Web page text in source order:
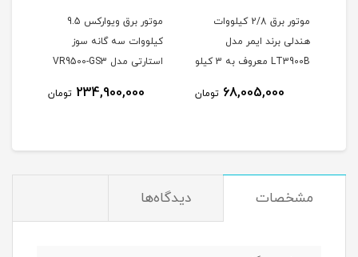
موتور برق 2/8 کیلووات
هندلی برند ایمر مدل
LT3900B معروف به 3 کیلو
68,005,000 تومان
موتور برق ویوارکس 9.5
کیلووات سه گانه سوز
استارتی مدل VR9500-GS3
234,900,000 تومان
مشخصات دیدگاه‌ها